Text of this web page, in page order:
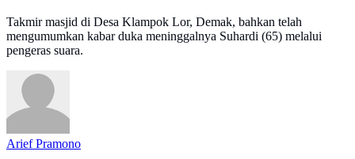
Takmir masjid di Desa Klampok Lor, Demak, bahkan telah
mengumumkan kabar duka meninggalnya Suhardi (65) melalui
pengeras suara.
Arief Pramono